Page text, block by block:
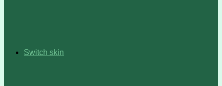
Switch skin